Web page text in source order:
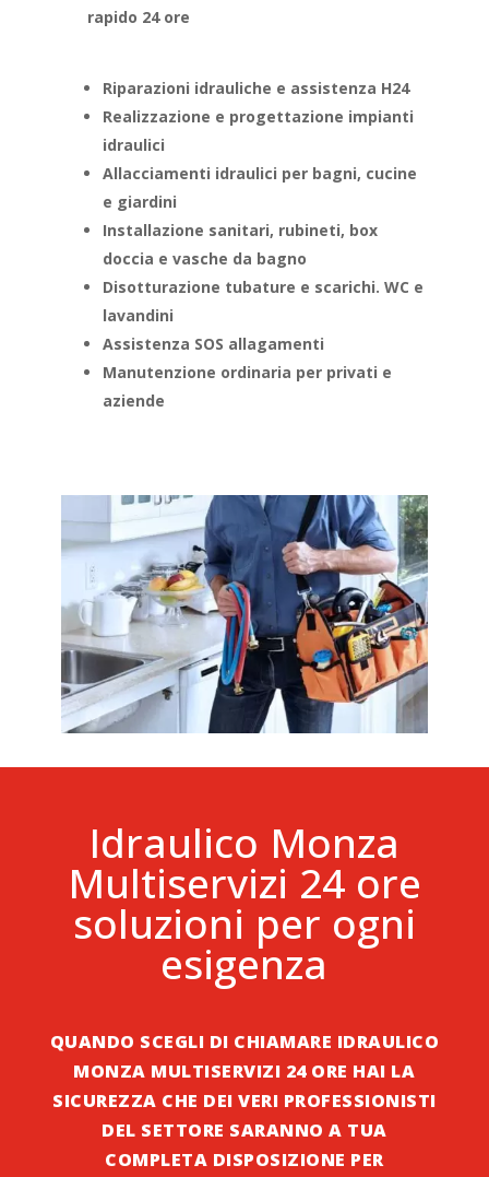
rapido 24 ore
Riparazioni idrauliche e assistenza H24
Realizzazione e progettazione impianti
idraulici
Allacciamenti idraulici per bagni, cucine
e giardini
Installazione sanitari, rubineti, box
doccia e vasche da bagno
Disotturazione tubature e scarichi. WC e
lavandini
Assistenza SOS allagamenti
Manutenzione ordinaria per privati e
aziende
Idraulico Monza
Multiservizi 24 ore
soluzioni per ogni
esigenza
QUANDO SCEGLI DI CHIAMARE IDRAULICO
MONZA MULTISERVIZI 24 ORE HAI LA
SICUREZZA CHE DEI VERI PROFESSIONISTI
DEL SETTORE SARANNO A TUA
COMPLETA DISPOSIZIONE PER